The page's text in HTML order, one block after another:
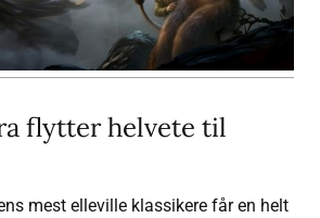
flytter helvete til
mest elleville klassikere får en helt